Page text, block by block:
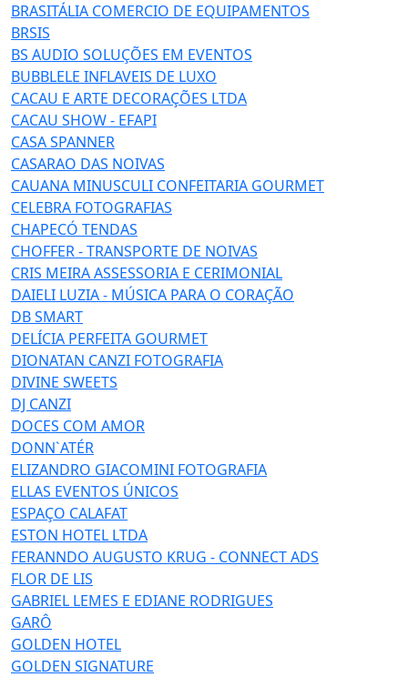
BRASITÁLIA COMERCIO DE EQUIPAMENTOS
BRSIS
BS AUDIO SOLUÇÕES EM EVENTOS
BUBBLELE INFLAVEIS DE LUXO
CACAU E ARTE DECORAÇÕES LTDA
CACAU SHOW - EFAPI
CASA SPANNER
CASARAO DAS NOIVAS
CAUANA MINUSCULI CONFEITARIA GOURMET
CELEBRA FOTOGRAFIAS
CHAPECÓ TENDAS
CHOFFER - TRANSPORTE DE NOIVAS
CRIS MEIRA ASSESSORIA E CERIMONIAL
DAIELI LUZIA - MÚSICA PARA O CORAÇÃO
DB SMART
DELÍCIA PERFEITA GOURMET
DIONATAN CANZI FOTOGRAFIA
DIVINE SWEETS
DJ CANZI
DOCES COM AMOR
DONN`ATÉR
ELIZANDRO GIACOMINI FOTOGRAFIA
ELLAS EVENTOS ÚNICOS
ESPAÇO CALAFAT
ESTON HOTEL LTDA
FERANNDO AUGUSTO KRUG - CONNECT ADS
FLOR DE LIS
GABRIEL LEMES E EDIANE RODRIGUES
GARÔ
GOLDEN HOTEL
GOLDEN SIGNATURE